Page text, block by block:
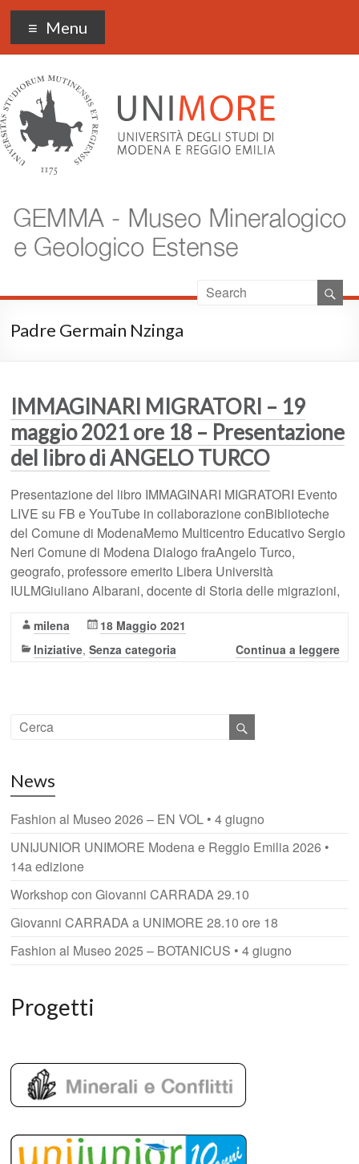
Museo Gemma
Menu
Padre Germain Nzinga
IMMAGINARI MIGRATORI – 19
maggio 2021 ore 18 – Presentazione
del libro di ANGELO TURCO
Presentazione del libro IMMAGINARI MIGRATORI Evento
LIVE su FB e YouTube in collaborazione conBiblioteche
del Comune di ModenaMemo Multicentro Educativo Sergio
Neri Comune di Modena Dialogo fraAngelo Turco,
geografo, professore emerito Libera Università
IULMGiuliano Albarani, docente di Storia delle migrazioni,
milena
18 Maggio 2021
Iniziative,Senza categoria Continua a leggere
News
Fashion al Museo 2026 – EN VOL • 4 giugno
UNIJUNIOR UNIMORE Modena e Reggio Emilia 2026 •
14a edizione
Workshop con Giovanni CARRADA 29.10
Giovanni CARRADA a UNIMORE 28.10 ore 18
Fashion al Museo 2025 – BOTANICUS • 4 giugno
Progetti